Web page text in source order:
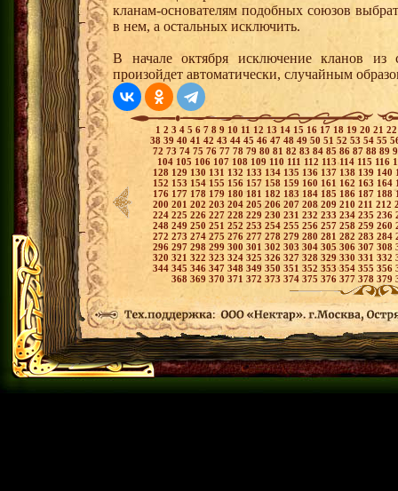
кланам-основателям подобных союзов
в нем, а остальных исключить.
В начале октября исключение кланов
произойдет автоматически, случайным
1 2 3 4 5 6 7 8 9 10 11 12 13 14 15 16 17 18 19 20 21
38 39 40 41 42 43 44 45 46 47 48 49 50 51 52 53 54 55
72 73 74 75 76 77 78 79 80 81 82 83 84 85 86 87 88 89
104 105 106 107 108 109 110 111 112 113114 115 116
128 129 130 131 132 133 134 135 136 137 138 139 140
152 153 154 155 156 157 158 159 160 161 162 163 164
176 177 178 179 180 181 182 183 184 185 186 187 188
200 201 202 203 204 205 206 207 208 209 210 211 212
224 225 226 227 228 229 230 231 232 233 234 235 236
248 249 250 251 252 253 254 255 256 257 258 259 260
272 273 274 275 276 277 278 279 280 281 282 283 284
296 297 298 299 300 301 302 303 304 305 306 307 308
320 321 322 323 324 325 326 327 328 329 330 331 332
344 345 346 347 348 349 350 351 352 353354 355 356
368 369 370 371 372 373 374 375 376 377 378 379